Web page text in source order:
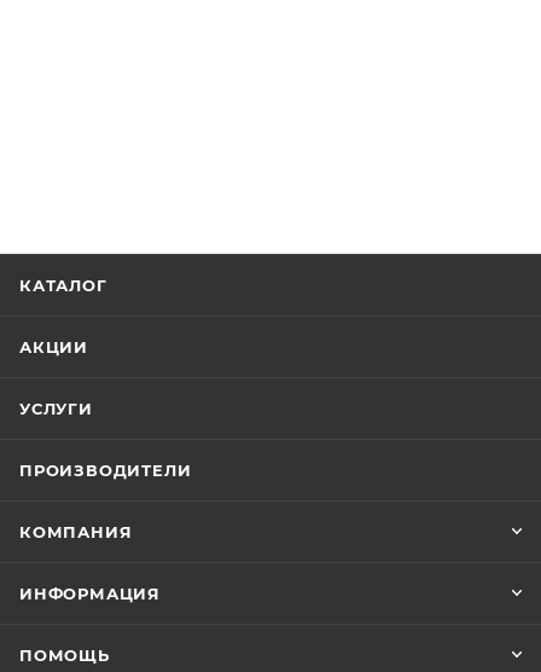
КАТАЛОГ
АКЦИИ
УСЛУГИ
ПРОИЗВОДИТЕЛИ
КОМПАНИЯ
ИНФОРМАЦИЯ
ПОМОЩЬ